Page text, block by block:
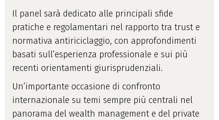
Il panel sarà dedicato alle principali sfide
pratiche e regolamentari nel rapporto tra trust e
normativa antiriciclaggio, con approfondimenti
basati sull’esperienza professionale e sui più
recenti orientamenti giurisprudenziali.
Un’importante occasione di confronto
internazionale su temi sempre più centrali nel
panorama del wealth management e del private